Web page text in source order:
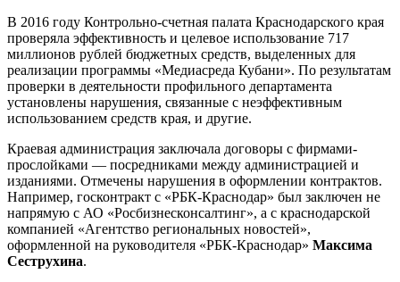
В 2016 году Контрольно-счетная палата Краснодарского края
проверяла эффективность и целевое использование 717
миллионов рублей бюджетных средств, выделенных для
реализации программы «Медиасреда Кубани». По результатам
проверки в деятельности профильного департамента
установлены нарушения, связанные с неэффективным
использованием средств края, и другие.
Краевая администрация заключала договоры с фирмами-
прослойками — посредниками между администрацией и
изданиями. Отмечены нарушения в оформлении контрактов.
Например, госконтракт с «РБК-Краснодар» был заключен не
напрямую с АО «Росбизнесконсалтинг», а с краснодарской
компанией «Агентство региональных новостей»,
оформленной на руководителя «РБК-Краснодар» Максима
Сеструхина.